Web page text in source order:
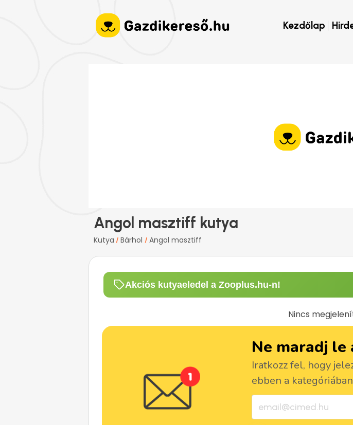
Kezdőlap
Angol masztiff kutya
Kutya / Bárhol / Angol masztiff
Akciós kutyaeledel a Zooplus.hu-n!
Nincs
Ne maradj
Iratkozz fel, hogy
ebben a